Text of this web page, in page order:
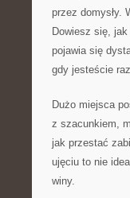
przez domysły.
Dowiesz się,
pojawia się
gdy jesteście
Dużo miejsca
z szacunkiem,
jak przestać
ujęciu to nie
winy.